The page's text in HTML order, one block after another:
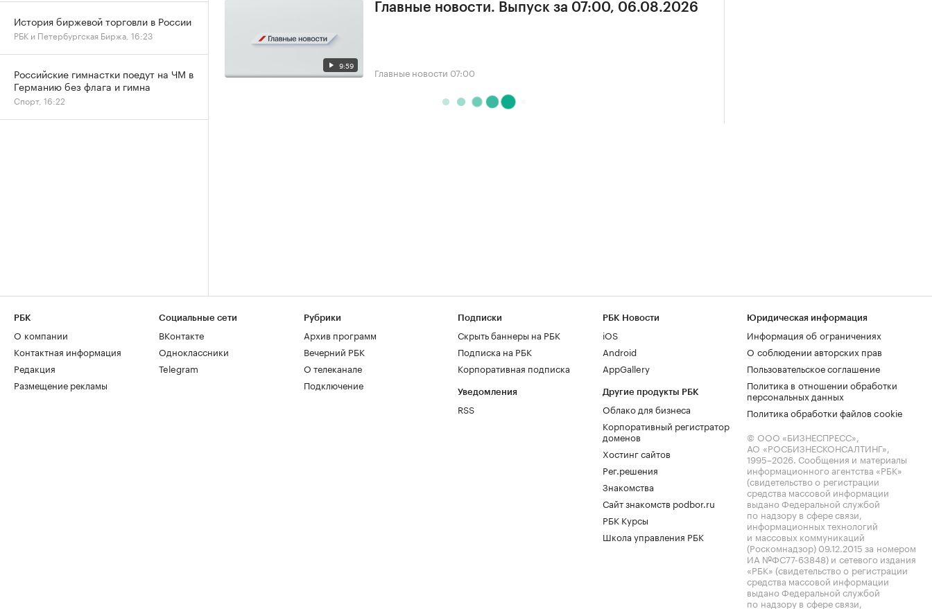
9:59
Главные новости. Выпуск за 07:00, 06.08.2026
Главные новости 07:00
История биржевой торговли в России
РБК и Петербургская Биржа, 16:23
Российские гимнастки поедут на ЧМ в
Германию без флага и гимна
Спорт, 16:22
РБК
О компании
Контактная информация
Редакция
Размещение рекламы
Социальные сети
ВКонтакте
Одноклассники
Telegram
Рубрики
Архив программ
Вечерний РБК
О телеканале
Подключение
Подписки
Скрыть баннеры на РБК
Подписка на РБК
Корпоративная подписка
Уведомления
RSS
РБК Новости
iOS
Android
AppGallery
Другие продукты РБК
Облако для бизнеса
Корпоративный регистратор
доменов
Хостинг сайтов
Рег.решения
Знакомства
Сайт знакомств podbor.ru
РБК Курсы
Школа управления РБК
Юридическая информация
Информация об ограничениях
О соблюдении авторских прав
Пользовательское соглашение
Политика в отношении обработки
персональных данных
Политика обработки файлов cookie
© ООО «БИЗНЕСПРЕСС»,
АО «РОСБИЗНЕСКОНСАЛТИНГ»,
1995–2026. Сообщения и материалы
информационного агентства «РБК»
(свидетельство о регистрации
средства массовой информации
выдано Федеральной службой
по надзору в сфере связи,
информационных технологий
и массовых коммуникаций
(Роскомнадзор) 09.12.2015 за номером
ИА №ФС77-63848) и сетевого издания
«РБК» (свидетельство о регистрации
средства массовой информации
выдано Федеральной службой
по надзору в сфере связи,